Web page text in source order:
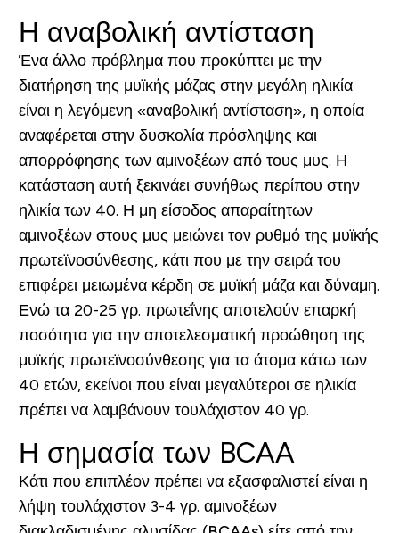
Η αναβολική αντίσταση
Ένα άλλο πρόβλημα που προκύπτει με την
διατήρηση της μυϊκής μάζας στην μεγάλη ηλικία
είναι η λεγόμενη «αναβολική αντίσταση», η οποία
αναφέρεται στην δυσκολία πρόσληψης και
απορρόφησης των αμινοξέων από τους μυς. Η
κατάσταση αυτή ξεκινάει συνήθως περίπου στην
ηλικία των 40. Η μη είσοδος απαραίτητων
αμινοξέων στους μυς μειώνει τον ρυθμό της μυϊκής
πρωτεϊνοσύνθεσης, κάτι που με την σειρά του
επιφέρει μειωμένα κέρδη σε μυϊκή μάζα και δύναμη.
Ενώ τα 20-25 γρ. πρωτεΐνης αποτελούν επαρκή
ποσότητα για την αποτελεσματική προώθηση της
μυϊκής πρωτεϊνοσύνθεσης για τα άτομα κάτω των
40 ετών, εκείνοι που είναι μεγαλύτεροι σε ηλικία
πρέπει να λαμβάνουν τουλάχιστον 40 γρ.
Η σημασία των BCAA
Κάτι που επιπλέον πρέπει να εξασφαλιστεί είναι η
λήψη τουλάχιστον 3-4 γρ. αμινοξέων